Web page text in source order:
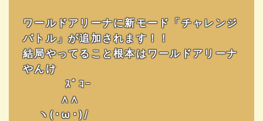
ワールドアリーナに新モード「チャレンジ
バトル」が追加されます！！
結局やってること根本はワールドアリーナ
やんけ
⠀ ｽﾞｺｰ
∧∧
ヽ(･ω･)/